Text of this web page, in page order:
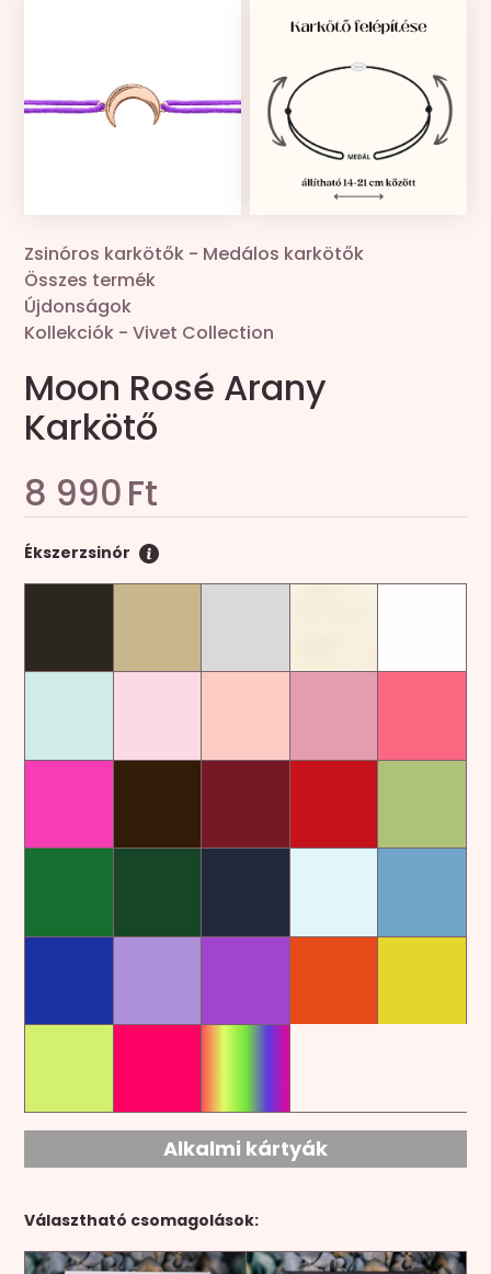
Zsinóros karkötők - Medálos karkötők
Összes termék
Újdonságok
Kollekciók - Vivet Collection
Moon Rosé Arany
Karkötő
8 990Ft
Ékszerzsinór
Alkalmi kártyák
Választható csomagolások: